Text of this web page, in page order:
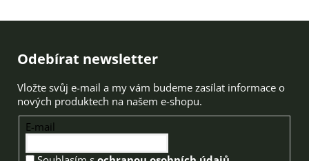
Zápatí
Odebírat newsletter
Vložte svůj e-mail a my vám budeme zasílat informace o
nových produktech na našem e-shopu.
E-mail